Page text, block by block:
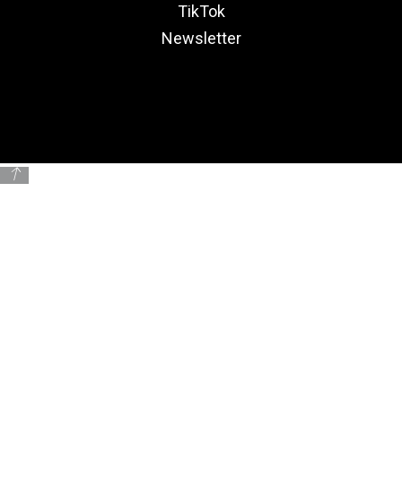
TikTok
Newsletter